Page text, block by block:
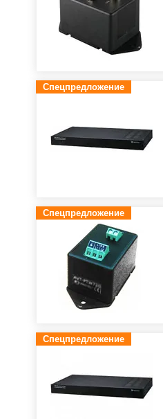
Спецпредложение
Спецпредложение
Спецпредложение